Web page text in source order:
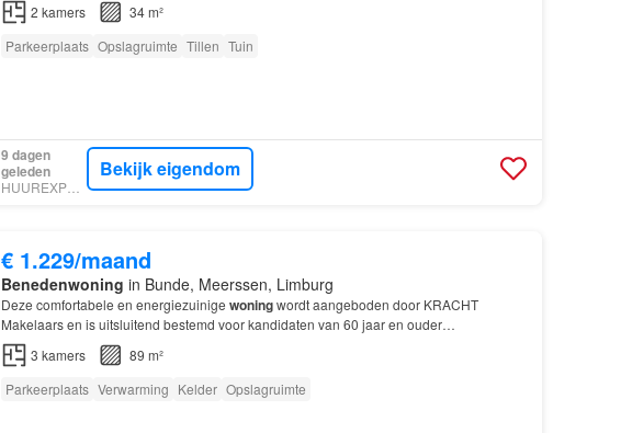
2 kamers
34 m²
Parkeerplaats Opslagruimte Tillen Tuin
9 dagen
geleden
HUUREXPERT
Bekijk eigendom
€ 1.229/maand
Benedenwoning in Bunde, Meerssen, Limburg
Deze comfortabele en energiezuinige woningwordt aangeboden door KRACHT
Makelaars en is uitsluitend bestemd voor kandidaten van 60 jaar en ouder…
3 kamers
89 m²
Parkeerplaats Verwarming Kelder Opslagruimte